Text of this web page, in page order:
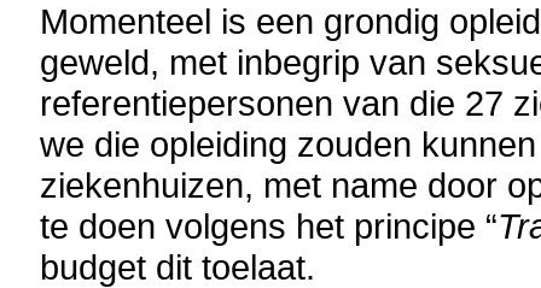
Momenteel is een grondig
geweld, met inbegrip van
referentiepersonen van die 27
we die opleiding zouden
ziekenhuizen, met name door
te doen volgens het principe “
budget dit toelaat.